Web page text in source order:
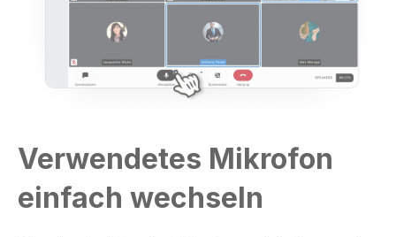
Verwendetes Mikrofon
einfach wechseln